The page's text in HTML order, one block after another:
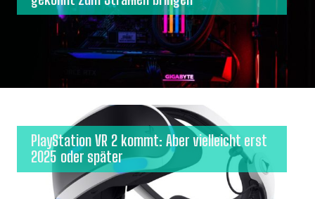
PlayStation VR 2 kommt: Aber vielleicht erst
2025 oder später